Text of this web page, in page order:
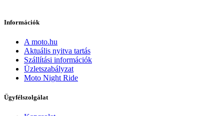
Információk
A moto.hu
Aktuális nyitva tartás
Szállítási információk
Üzletszabályzat
Moto Night Ride
Ügyfélszolgálat